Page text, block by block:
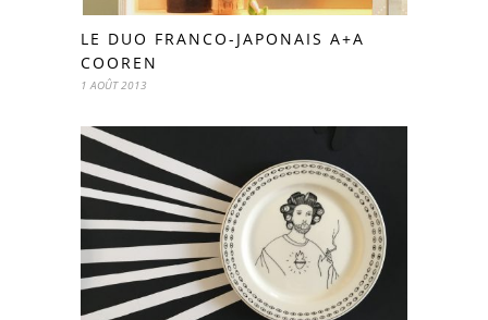
LE DUO FRANCO-JAPONAIS A+A
COOREN
1 AOÛT 2013